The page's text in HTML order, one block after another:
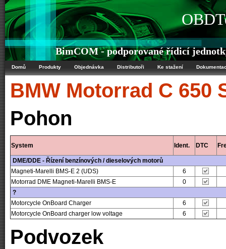
BimCOM - podporované řídicí
Domů Produkty Objednávka Distributoři Ke stažení
BMW Motorrad C 650
Pohon
System Ident. DTC
DME/DDE - Řízení benzínových / dieselových motorů
Magneti-Marelli BMS-E 2 (UDS)
6
Motorrad DME Magneti-Marelli BMS-E
0
?
Motorcycle OnBoard Charger
6
Motorcycle OnBoard charger low voltage
6
Podvozek